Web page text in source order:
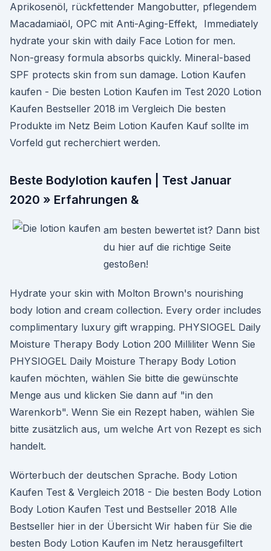
Aprikosenöl, rückfettender Mangobutter, pflegendem
Macadamiaöl, OPC mit Anti-Aging-Effekt, Immediately
hydrate your skin with daily Face Lotion for men.
Non-greasy formula absorbs quickly. Mineral-based
SPF protects skin from sun damage. Lotion Kaufen
kaufen - Die besten Lotion Kaufen im Test 2020 Lotion
Kaufen Bestseller 2018 im Vergleich Die besten
Produkte im Netz Beim Lotion Kaufen Kauf sollte im
Vorfeld gut recherchiert werden.
Beste Bodylotion kaufen | Test Januar
2020 » Erfahrungen &
am besten bewertet ist? Dann bist
du hier auf die richtige Seite
gestoßen!
Hydrate your skin with Molton Brown's nourishing
body lotion and cream collection. Every order includes
complimentary luxury gift wrapping. PHYSIOGEL Daily
Moisture Therapy Body Lotion 200 Milliliter Wenn Sie
PHYSIOGEL Daily Moisture Therapy Body Lotion
kaufen möchten, wählen Sie bitte die gewünschte
Menge aus und klicken Sie dann auf "in den
Warenkorb". Wenn Sie ein Rezept haben, wählen Sie
bitte zusätzlich aus, um welche Art von Rezept es sich
handelt.
Wörterbuch der deutschen Sprache. Body Lotion
Kaufen Test & Vergleich 2018 - Die besten Body Lotion
Body Lotion Kaufen Test und Bestseller 2018 Alle
Bestseller hier in der Übersicht Wir haben für Sie die
besten Body Lotion Kaufen im Netz herausgefiltert